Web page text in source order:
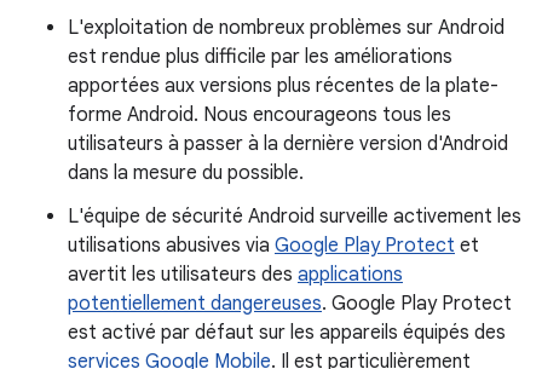
L'exploitation de nombreux problèmes sur Android
est rendue plus difficile par les améliorations
apportées aux versions plus récentes de la plate-
forme Android. Nous encourageons tous les
utilisateurs à passer à la dernière version d'Android
dans la mesure du possible.
L'équipe de sécurité Android surveille activement les
utilisations abusives via Google Play Protect et
avertit les utilisateurs des applications
potentiellement dangereuses. Google Play Protect
est activé par défaut sur les appareils équipés des
services Google Mobile. Il est particulièrement